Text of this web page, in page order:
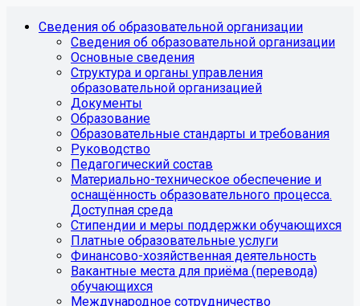
Сведения об образовательной организации
Сведения об образовательной организации
Основные сведения
Структура и органы управления
образовательной организацией
Документы
Образование
Образовательные стандарты и требования
Руководство
Педагогический состав
Материально-техническое обеспечение и
оснащённость образовательного процесса.
Доступная среда
Стипендии и меры поддержки обучающихся
Платные образовательные услуги
Финансово-хозяйственная деятельность
Вакантные места для приёма (перевода)
обучающихся
Международное сотрудничество